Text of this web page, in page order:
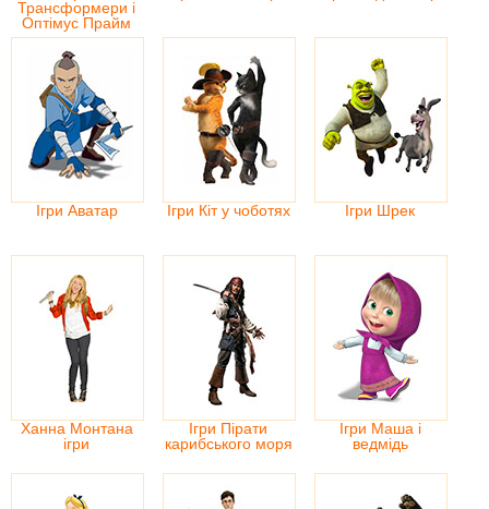
Трансформери і
Оптімус Прайм
Ігри Аватар Ігри Кіт у чоботях Ігри Шрек
Ханна Монтана
ігри
Ігри Пірати
карибського моря
Ігри Маша і
ведмідь